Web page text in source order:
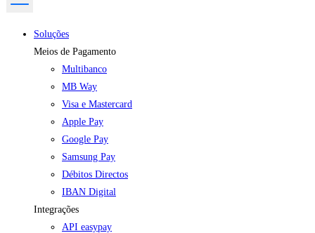
Soluções
Meios de Pagamento
Multibanco
MB Way
Visa e Mastercard
Apple Pay
Google Pay
Samsung Pay
Débitos Directos
IBAN Digital
Integrações
API easypay